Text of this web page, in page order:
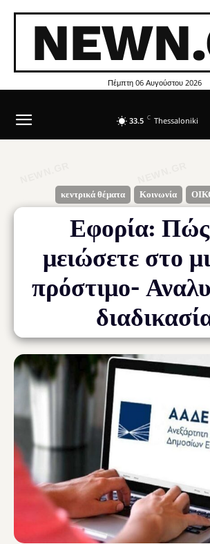
Πέμπτη 06 Αυγούστου 2026
33.5 C Thessaloniki
κεντρικά θέματα Κοινωνία
Εφορία:
μειώσετε στο
πρόστιμο-